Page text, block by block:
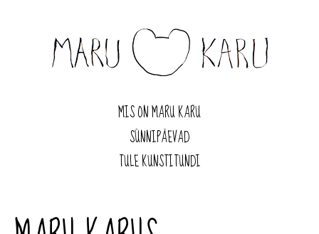
MIS ON MARU KARU
SÜNNIPÄEVAD
TULE KUNSTITUNDI